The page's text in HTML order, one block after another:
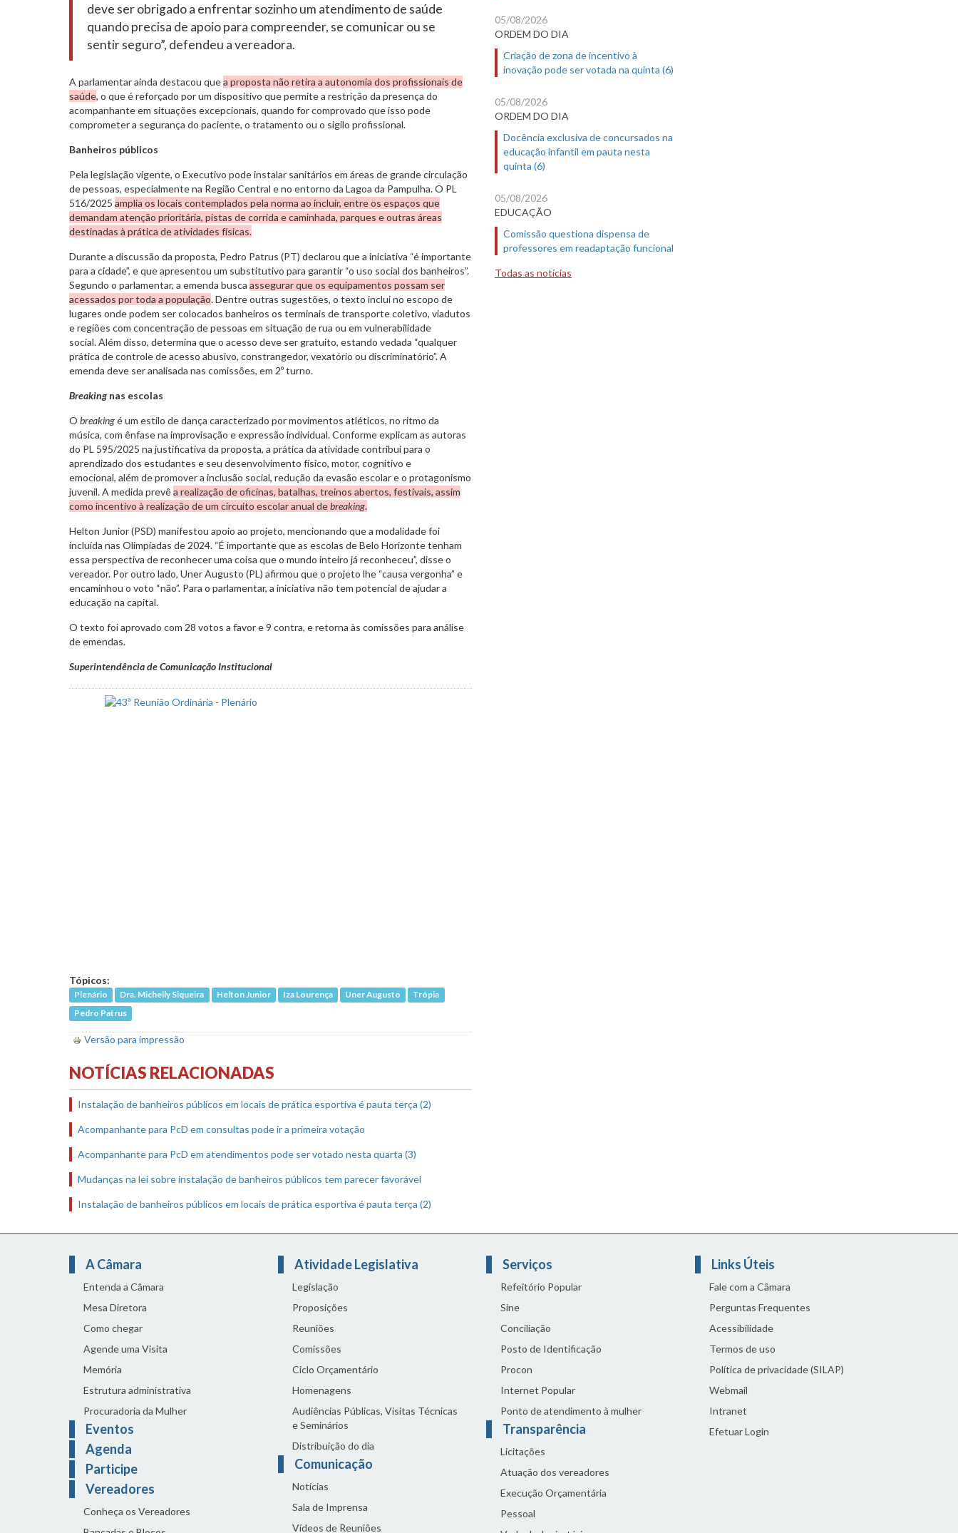
deve ser obrigado a enfrentar sozinho um atendimento de saúde
quando precisa de apoio para compreender, se comunicar ou se
sentir seguro”, defendeu a vereadora.
A parlamentar ainda destacou quea proposta não retira a autonomia dos profissionais de
saúde, o que é reforçado por um dispositivo que permite a restrição da presença do
acompanhante em situações excepcionais, quando for comprovado que isso pode
comprometer a segurança do paciente, o tratamento ou o sigilo profissional.
Banheiros públicos
Pela legislação vigente, o Executivo pode instalar sanitários em áreas de grande circulação
de pessoas, especialmente na Região Central e no entorno da Lagoa da Pampulha. O PL
516/2025 amplia os locais contemplados pela norma ao incluir, entre os espaços que
demandam atenção prioritária, pistas de corrida e caminhada, parques e outras áreas
destinadas à prática de atividades físicas.
Durante a discussão da proposta, Pedro Patrus (PT) declarou que a iniciativa “é importante
para a cidade”, e que apresentou um substitutivo para garantir “o uso social dos banheiros”.
Segundo o parlamentar, a emenda busca assegurar que os equipamentos possam ser
acessados por toda a população. Dentre outras sugestões, o texto inclui no escopo de
lugares onde podem ser colocados banheiros os terminais de transporte coletivo, viadutos
e regiões com concentração de pessoas em situação de rua ou em vulnerabilidade
social. Além disso, determina que o acesso deve ser gratuito, estando vedada “qualquer
prática de controle de acesso abusivo, constrangedor, vexatório ou discriminatório”. A
emenda deve ser analisada nas comissões, em 2º turno.
Breaking nas escolas
O breakingé um estilo de dança caracterizado por movimentos atléticos, no ritmo da
música, com ênfase na improvisação e expressão individual. Conforme explicam as autoras
do PL 595/2025 na justificativa da proposta, a prática da atividade contribui para o
aprendizado dos estudantes e seu desenvolvimento físico, motor, cognitivo e
emocional, além de promover a inclusão social, redução da evasão escolar e o protagonismo
juvenil. A medida prevêa realização de oficinas, batalhas, treinos abertos, festivais, assim
como incentivo à realização de um circuito escolar anual debreaking.
Helton Junior (PSD) manifestou apoio ao projeto, mencionando que a modalidade foi
incluída nas Olimpíadas de 2024. “É importante que as escolas de Belo Horizonte tenham
essa perspectiva de reconhecer uma coisa que o mundo inteiro já reconheceu”, disse o
vereador. Por outro lado, Uner Augusto (PL) afirmou que o projeto lhe “causa vergonha” e
encaminhou o voto “não”. Para o parlamentar, a iniciativa não tem potencial de ajudar a
educação na capital.
O texto foi aprovado com 28 votos a favor e 9 contra, e retorna às comissões para análise
de emendas.
Superintendência de Comunicação Institucional
Tópicos:
Plenário Dra. Michelly Siqueira Helton Junior Iza Lourença Uner Augusto
Trópia
Pedro Patrus
Versão para impressão
NOTÍCIAS RELACIONADAS
Instalação de banheiros públicos em locais de prática esportiva é pauta terça (2)
Acompanhante para PcD em consultas pode ir a primeira votação
Acompanhante para PcD em atendimentos pode ser votado nesta quarta (3)
Mudanças na lei sobre instalação de banheiros públicos tem parecer favorável
Instalação de banheiros públicos em locais de prática esportiva é pauta terça (2)
05/08/2026
ORDEM DO DIA
Criação de zona de incentivo à
inovação pode ser votada na quinta (6)
05/08/2026
ORDEM DO DIA
Docência exclusiva de concursados na
educação infantil em pauta nesta
quinta (6)
05/08/2026
EDUCAÇÃO
Comissão questiona dispensa de
professores em readaptação funcional
Todas as notícias
A Câmara
Entenda a Câmara
Mesa Diretora
Como chegar
Agende uma Visita
Memória
Estrutura administrativa
Procuradoria da Mulher
Eventos
Agenda
Participe
Vereadores
Conheça os Vereadores
Atividade Legislativa
Legislação
Proposições
Reuniões
Comissões
Ciclo Orçamentário
Homenagens
Audiências Públicas, Visitas Técnicas
e Seminários
Distribuição do dia
Comunicação
Notícias
Sala de Imprensa
Vídeos de Reuniões
Serviços
Refeitório Popular
Sine
Conciliação
Posto de Identificação
Procon
Internet Popular
Ponto de atendimento à mulher
Transparência
Licitações
Atuação dos vereadores
Execução Orçamentária
Pessoal
Links Úteis
Fale com a Câmara
Perguntas Frequentes
Acessibilidade
Termos de uso
Política de privacidade (SILAP)
Webmail
Intranet
Efetuar Login